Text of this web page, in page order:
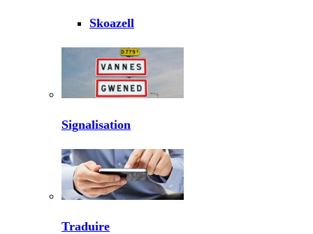
Skoazell
Signalisation
Traduire